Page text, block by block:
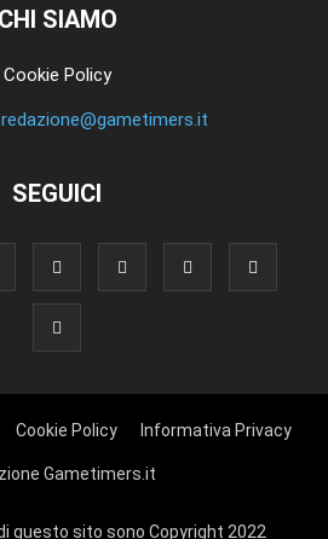
CHI SIAMO
Cookie Policy
redazione@gametimers.it
SEGUICI
Cookie Policy Informativa Privacy
Gametimers.it
questo sito sono Copyright 2022